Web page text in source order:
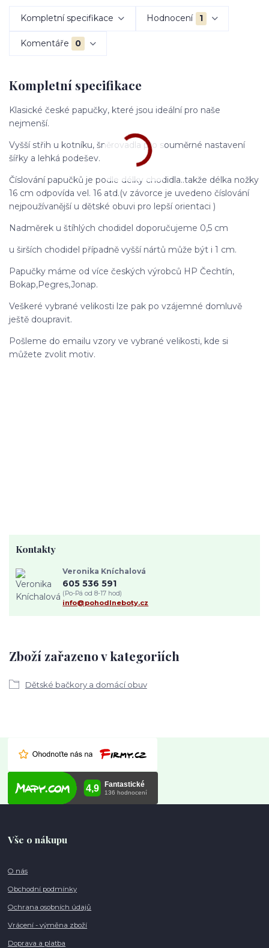
Kompletní specifikace Hodnocení 1
Komentáře 0
Kompletní specifikace
Klasické české papučky, které jsou ideální pro naše
nejmenší.
Vyšší střih u kotníku, šněrovadla pro souměrné nastavení
šířky a lehká podešev.
Číslování papučků je podle délky chodidla..takže délka nožky
16 cm odpovída vel. 16 atd.(v závorce je uvedeno číslování
nejpoužívanější u dětské obuvi pro lepší orientaci )
Nadměrek u štíhlých chodidel doporučujeme 0,5 cm
u širších chodidel případně vyšší nártů může být i 1 cm.
Papučky máme od více českých výrobců HP Čechtín,
Bokap,Pegres,Jonap.
Veškeré vybrané velikosti lze pak po vzájemné domluvě
ještě doupravit.
Pošleme do emailu vzory ve vybrané velikosti, kde si
můžete zvolit motiv.
Zboží zařazeno v kategoriích
Dětské bačkory a domácí obuv
Kontakty
Veronika Kníchalová
605 536 591
(Po-Pá od 8-17 hod)
info@pohodlneboty.cz
Vše o nákupu
O nás
Obchodní podmínky
Ochrana osobních údajů
Vrácení - výměna zboží
Doprava a platba